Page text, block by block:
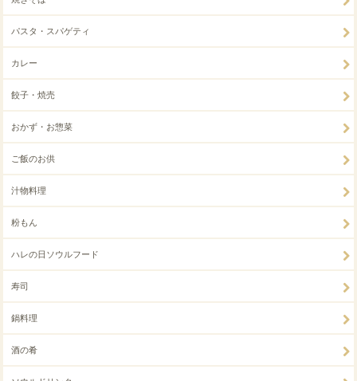
パスタ・スパゲティ
カレー
餃子・焼売
おかず・お惣菜
ご飯のお供
汁物料理
粉もん
ハレの日ソウルフード
寿司
鍋料理
酒の肴